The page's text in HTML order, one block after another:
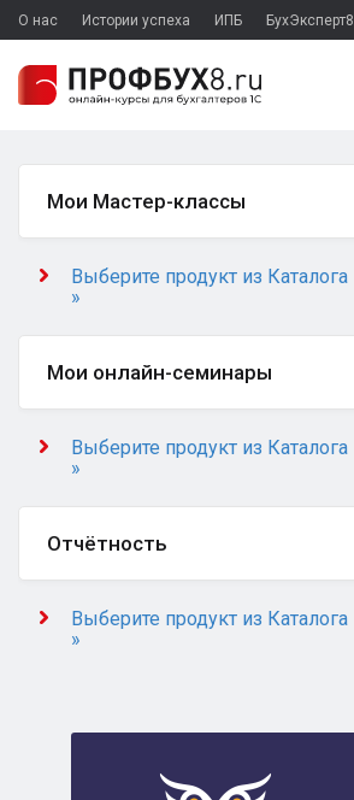
О нас Истории успеха ИПБ БухЭксперт8
Мои Мастер-классы
Выберите продукт из Каталога
»
Мои онлайн-семинары
Выберите продукт из Каталога
»
Отчётность
Выберите продукт из Каталога
»